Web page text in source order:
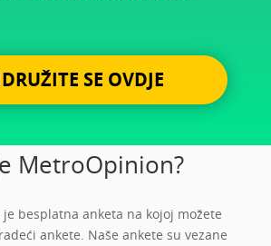
SE OVDJE
MetroOpinion?
besplatna anketa na kojoj možete
ankete. Naše ankete su vezane